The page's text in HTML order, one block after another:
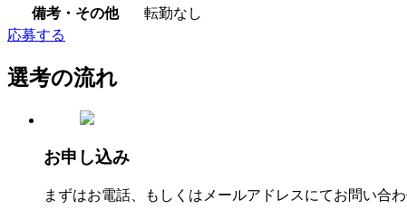
備考・その他
転勤なし
応募する
選考の流れ
お申し込み
まずはお電話、もしくはメールアドレスにてお問い合